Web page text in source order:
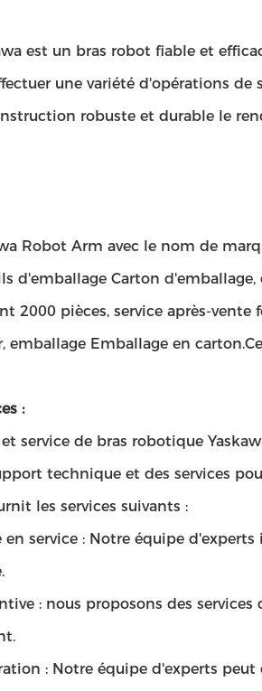
est un bras robot fiable et
une variété d'opérations
robuste et durable le
Robot Arm avec le nom de
d'emballage Carton
2000 pièces, service après-
emballage Emballage en
:
service de bras robotique
technique et des services
les services suivants :
service : Notre équipe
: nous proposons des
: Notre équipe d'experts